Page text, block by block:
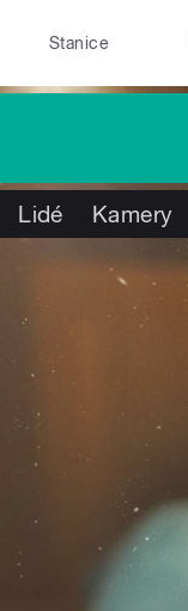
Stanice
Lidé Kamery